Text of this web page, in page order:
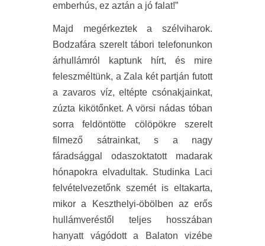
emberhús, ez aztán a jó falat!”
Majd megérkeztek a szélviharok.
Bodzafára szerelt tábori telefonunkon
árhullámról kaptunk hírt, és mire
feleszméltünk, a Zala két partján futott
a zavaros víz, eltépte csónakjainkat,
zúzta kikötőnket. A vörsi nádas tóban
sorra feldöntötte cölöpökre szerelt
filmező sátrainkat, s a nagy
fáradsággal odaszoktatott madarak
hónapokra elvadultak. Studinka Laci
felvételvezetőnk szemét is eltakarta,
mikor a Keszthelyi-öbölben az erős
hullámveréstől teljes hosszában
hanyatt vágódott a Balaton vizébe